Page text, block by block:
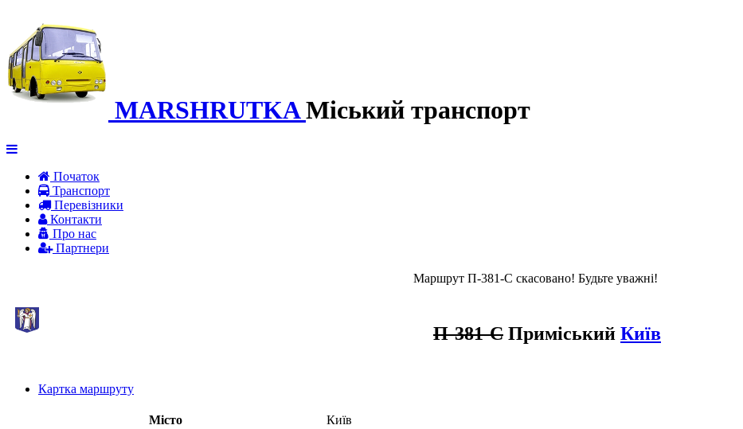
MARSHRUTKA Міський транспорт
Початок
Транспорт
Перевiзники
Контакти
Про нас
Партнери
Маршрут П-381-С скасовано! Будьте уважні!
П-381-С Приміський Київ
Картка маршруту
Місто
Київ